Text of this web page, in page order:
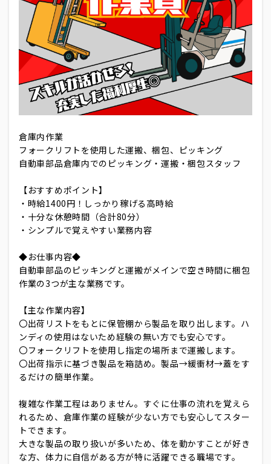
倉庫内作業
フォークリフトを使用した運搬、梱包、ピッキング
自動車部品倉庫内でのピッキング・運搬・梱包スタッフ
【おすすめポイント】
・時給1400円！しっかり稼げる高時給
・十分な休憩時間（合計80分）
・シンプルで覚えやすい業務内容
◆お仕事内容◆
自動車部品のピッキングと運搬がメインで空き時間に梱包
作業の3つが主な業務です。
【主な作業内容】
〇出荷リストをもとに保管棚から製品を取り出します。ハ
ンディの使用はないため経験の無い方でも安心です。
〇フォークリフトを使用し指定の場所まで運搬します。
〇出荷指示に基づき製品を箱詰め。製品→緩衝材→蓋をす
るだけの簡単作業。
複雑な作業工程はありません。すぐに仕事の流れを覚えら
れるため、倉庫作業の経験が少ない方でも安心してスター
トできます。
大きな製品の取り扱いが多いため、体を動かすことが好き
な方、体力に自信がある方が特に活躍できる職場です。